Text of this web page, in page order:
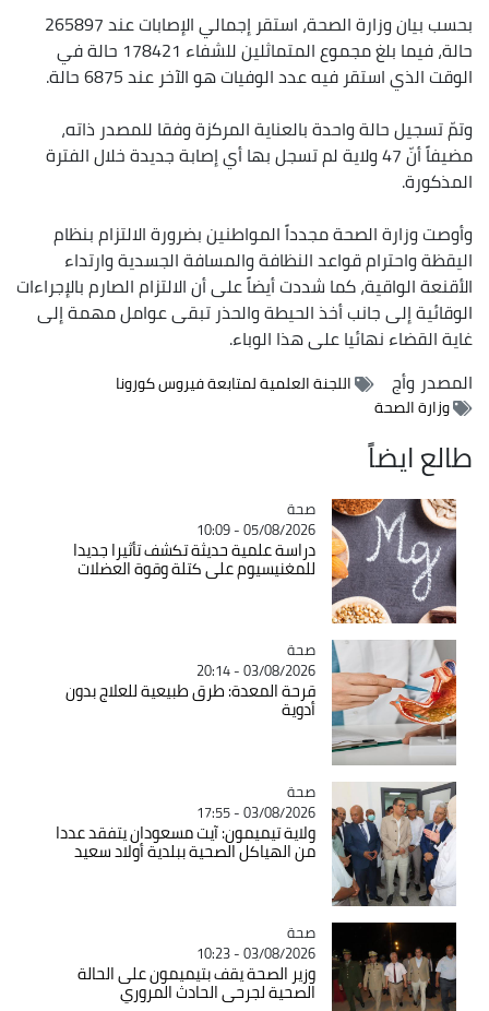
بحسب بيان وزارة الصحة، استقر إجمالي الإصابات عند 265897
حالة، فيما بلغ مجموع المتماثلين للشفاء 178421 حالة في
الوقت الذي استقر فيه عدد الوفيات هو الآخر عند 6875 حالة.
وتمّ تسجيل حالة واحدة بالعناية المركزة وفقا للمصدر ذاته،
مضيفاً أنّ 47 ولاية لم تسجل بها أي إصابة جديدة خلال الفترة
المذكورة.
وأوصت وزارة الصحة مجدداً المواطنين بضرورة الالتزام بنظام
اليقظة واحترام قواعد النظافة والمسافة الجسدية وارتداء
الأقنعة الواقية، كما شددت أيضاً على أن الالتزام الصارم بالإجراءات
الوقائية إلى جانب أخذ الحيطة والحذر تبقى عوامل مهمة إلى
غاية القضاء نهائيا على هذا الوباء.
المصدروأج
اللجنة العلمية لمتابعة فيروس كورونا
وزارة الصحة
طالع ايضاً
Catégorie
صحة
05/08/2026 - 10:09
دراسة علمية حديثة تكشف تأثيرا جديدا
للمغنيسيوم على كتلة وقوة العضلات
Catégorie
صحة
03/08/2026 - 20:14
قرحة المعدة: طرق طبيعية للعلاج بدون
أدوية
Catégorie
صحة
03/08/2026 - 17:55
ولاية تيميمون: آيت مسعودان يتفقد عددا
من الهياكل الصحية ببلدية أولاد سعيد
Catégorie
صحة
03/08/2026 - 10:23
وزير الصحة يقف بتيميمون على الحالة
الصحية لجرحى الحادث المروري